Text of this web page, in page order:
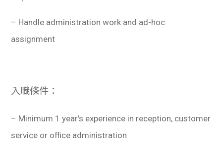
– Handle administration work and ad-hoc
assignment
入職條件：
– Minimum 1 year’s experience in reception, customer
service or office administration